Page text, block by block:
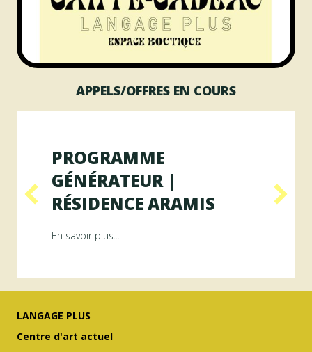
APPELS/OFFRES EN COURS
RAYON
PROGRAMME
GÉNÉRATEUR |
RÉSIDENCE ARAMIS
En savoir plus...
LANGAGE PLUS
Centre d'art actuel